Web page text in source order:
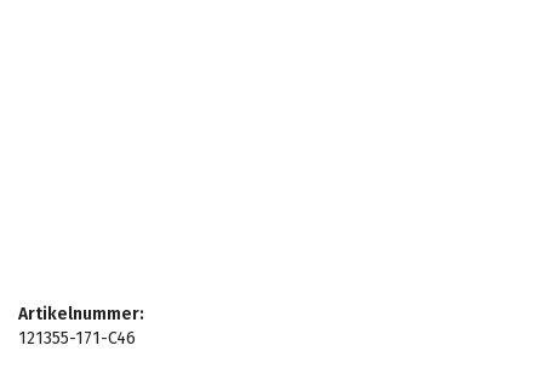
Artikelnummer:
121355-171-C46